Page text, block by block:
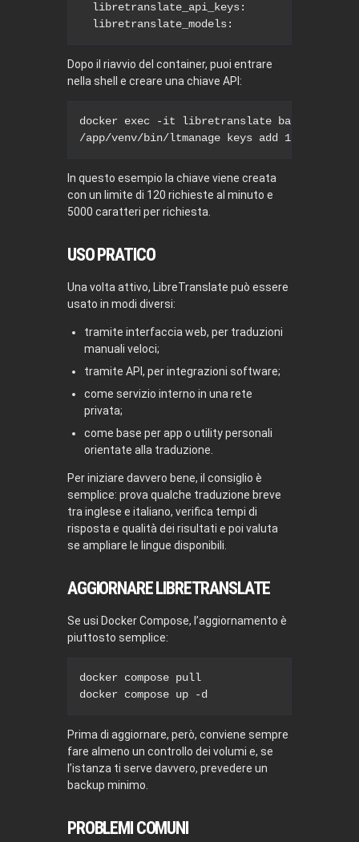
  libretranslate_api_keys:
  libretranslate_models:
Dopo il riavvio del container, puoi entrare
nella shell e creare una chiave API:
docker exec -it libretranslate bash
/app/venv/bin/ltmanage keys add 120 --
In questo esempio la chiave viene creata
con un limite di 120 richieste al minuto e
5000 caratteri per richiesta.
USO PRATICO
Una volta attivo, LibreTranslate può essere
usato in modi diversi:
tramite interfaccia web, per traduzioni
manuali veloci;
tramite API, per integrazioni software;
come servizio interno in una rete
privata;
come base per app o utility personali
orientate alla traduzione.
Per iniziare davvero bene, il consiglio è
semplice: prova qualche traduzione breve
tra inglese e italiano, verifica tempi di
risposta e qualità dei risultati e poi valuta
se ampliare le lingue disponibili.
AGGIORNARE LIBRETRANSLATE
Se usi Docker Compose, l’aggiornamento è
piuttosto semplice:
docker compose pull
docker compose up -d
Prima di aggiornare, però, conviene sempre
fare almeno un controllo dei volumi e, se
l’istanza ti serve davvero, prevedere un
backup minimo.
PROBLEMI COMUNI